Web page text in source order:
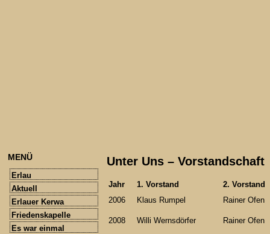
Unter Uns – Vorstandschaft
Jahr 1. Vorstand
2. Vorstand
2006
Klaus Rumpel Rainer Ofen
2008 Willi Wernsdörfer Rainer Ofen
MENÜ
Erlau
Aktuell
Erlauer Kerwa
Friedenskapelle
Es war einmal